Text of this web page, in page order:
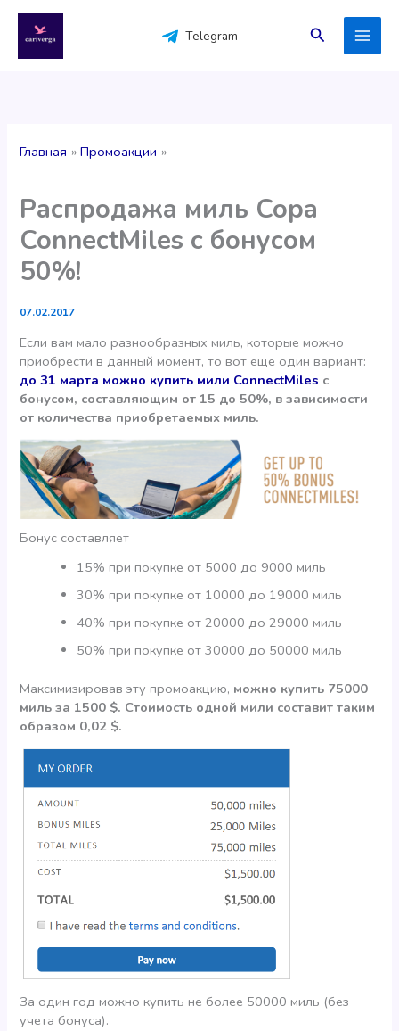
содержимому
Telegram Поиск
Главная Промоакции
Распродажа миль Copa
ConnectMiles с бонусом
50%!
07.02.2017
Если вам мало разнообразных миль, которые можно
приобрести в данный момент, то вот еще один вариант:
до 31 марта можно купить мили ConnectMiles с
бонусом, составляющим от 15 до 50%, в зависимости
от количества приобретаемых миль.
Бонус составляет
15% при покупке от 5000 до 9000 миль
30% при покупке от 10000 до 19000 миль
40% при покупке от 20000 до 29000 миль
50% при покупке от 30000 до 50000 миль
Максимизировав эту промоакцию, можно купить 75000
миль за 1500 $. Стоимость одной мили составит таким
образом 0,02 $.
За один год можно купить не более 50000 миль (без
учета бонуса).